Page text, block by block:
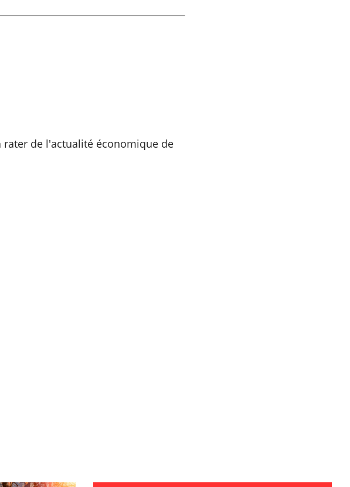
de l'actualité économique de